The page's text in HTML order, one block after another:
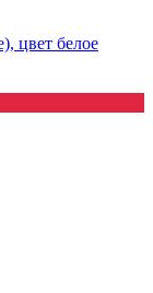
цвет белое